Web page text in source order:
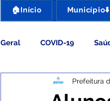
🏠Início Município⬇️
Geral COVID-19
Assistência SocialPrefeitura